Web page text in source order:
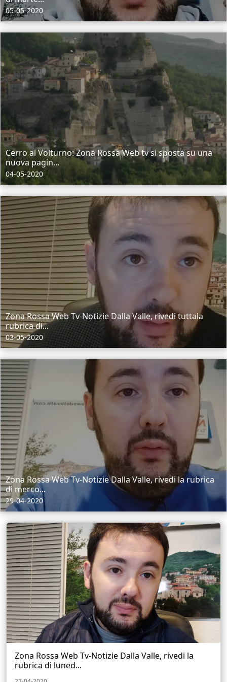
05-05-2020
Cerro al Volturno: Zona Rossa Web tv si sposta su una
nuova pagin...
04-05-2020
Zona Rossa Web Tv-Notizie Dalla Valle, rivedi tuttala
rubrica di...
03-05-2020
Zona Rossa Web Tv-Notizie Dalla Valle, rivedi la rubrica
di merco...
29-04-2020
Zona Rossa Web Tv-Notizie Dalla Valle, rivedi la
rubrica di luned...